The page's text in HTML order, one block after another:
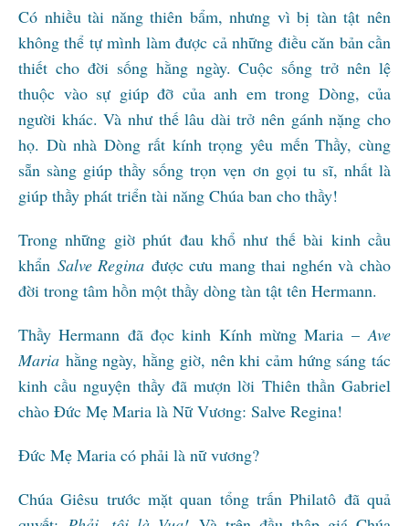
Có nhiều tài năng thiên bẩm, nhưng vì bị tàn tật nên
không thể tự mình làm được cả những điều căn bản cần
thiết cho đời sống hằng ngày. Cuộc sống trở nên lệ
thuộc vào sự giúp đỡ của anh em trong Dòng, của
người khác. Và như thế lâu dài trở nên gánh nặng cho
họ. Dù nhà Dòng rất kính trọng yêu mến Thầy, cùng
sẵn sàng giúp thầy sống trọn vẹn ơn gọi tu sĩ, nhất là
giúp thầy phát triển tài năng Chúa ban cho thầy!
Trong những giờ phút đau khổ như thế bài kinh cầu
khẩn Salve Regina được cưu mang thai nghén và chào
đời trong tâm hồn một thầy dòng tàn tật tên Hermann.
Thầy Hermann đã đọc kinh Kính mừng Maria – Ave
Maria hằng ngày, hằng giờ, nên khi cảm hứng sáng tác
kinh cầu nguyện thầy đã mượn lời Thiên thần Gabriel
chào Đức Mẹ Maria là Nữ Vương: Salve Regina!
Đức Mẹ Maria có phải là nữ vương?
Chúa Giêsu trước mặt quan tổng trấn Philatô đã quả